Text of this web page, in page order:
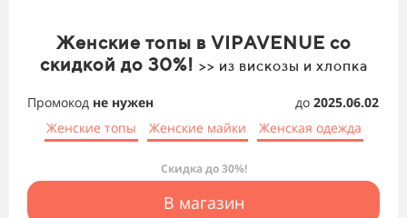
Женские топы в VIPAVENUE со
скидкой до 30%! >> из вискозы и хлопка
Промокод не нужен до 2025.06.02
Женские топы
Женские майки Женская одежда
Скидка до 30%!
В магазин